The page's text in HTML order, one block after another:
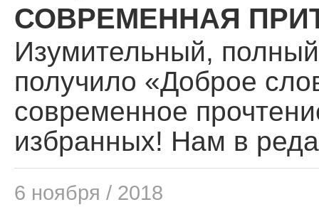
СОВРЕМЕННАЯ
Изумительный,
получило «Доброе
современное
избранных! Нам в
6 ноября / 2018